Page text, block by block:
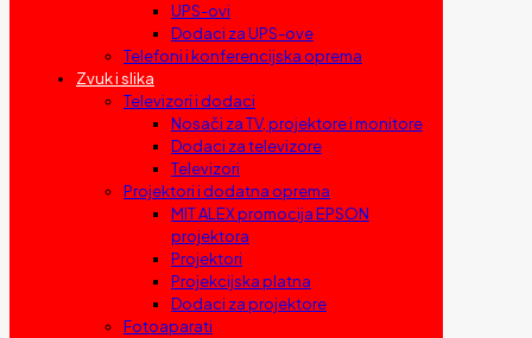
UPS-ovi
Dodaci za UPS-ove
Telefoni i konferencijska oprema
Zvuk i slika
Televizori i dodaci
Nosači za TV, projektore i monitore
Dodaci za televizore
Televizori
Projektori i dodatna oprema
MIT ALEX promocija EPSON
projektora
Projektori
Projekcijska platna
Dodaci za projektore
Fotoaparati